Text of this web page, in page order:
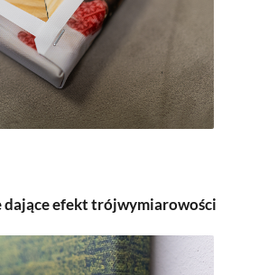
efekt trójwymiarowości